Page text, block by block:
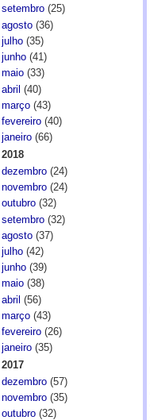
setembro(25)
agosto(36)
julho(35)
junho(41)
maio(33)
abril (40)
março(43)
fevereiro(40)
janeiro(66)
2018
dezembro(24)
novembro(24)
outubro(32)
setembro(32)
agosto(37)
julho(42)
junho(39)
maio(38)
abril (56)
março(43)
fevereiro(26)
janeiro(35)
2017
dezembro(57)
novembro(35)
outubro(32)